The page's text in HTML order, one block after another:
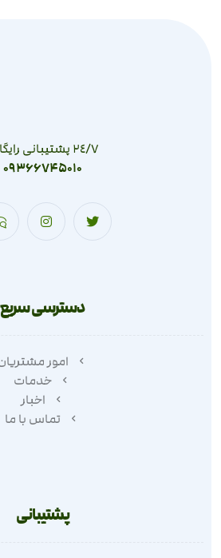
٢٤/٧ پشتیبانی رایگان:
09366745010
دسترسی سریع
امور
خدمات
اخبار
تماس با ما
پشتیبانی